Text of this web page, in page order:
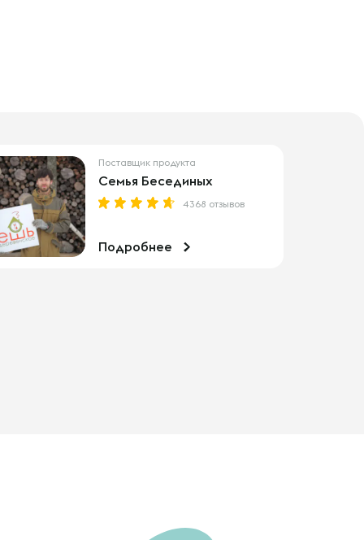
Поставщик продукта
Семья Бесединых
4368 отзывов
Подробнее